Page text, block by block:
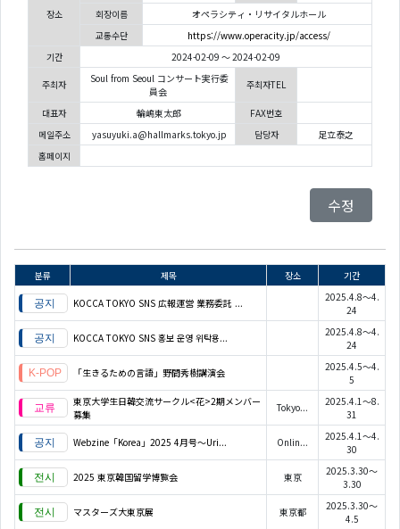
장소
회장이름
オペラシティ・リサイタルホール
교통수단
https://www.operacity.jp/access/
기간
2024-02-09 ～ 2024-02-09
주최자
Soul from Seoul コンサート実行委
員会
주최자TEL
대표자 輪嶋東太郎
FAX번호
메일주소
yasuyuki.a@hallmarks.tokyo.jp 담당자
足立泰之
홈페이지
수정
분류 제목 장소 기간
KOCCA TOKYO SNS 広報運営 業務委託 ...
2025.4.8～4.
24
KOCCA TOKYO SNS 홍보 운영 위탁용...
2025.4.8～4.
24
「生きるための言語」野間秀樹講演会
2025.4.5～4.
5
東京大学生日韓交流サークル<花>2期メンバー
募集
Tokyo...
2025.4.1～8.
31
Webzine「Korea」2025 4月号～Uri... Onlin...
2025.4.1～4.
30
2025 東京韓国留学博覧会 東京
2025.3.30～
3.30
マスターズ大東京展 東京都
2025.3.30～
4.5